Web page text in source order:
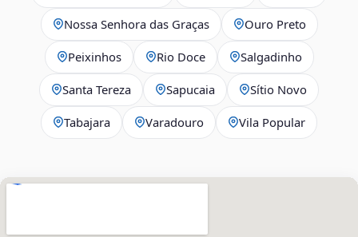
Nossa Senhora das Graças Ouro Preto
Peixinhos Rio Doce Salgadinho
Santa Tereza Sapucaia Sítio Novo
Tabajara Varadouro Vila Popular